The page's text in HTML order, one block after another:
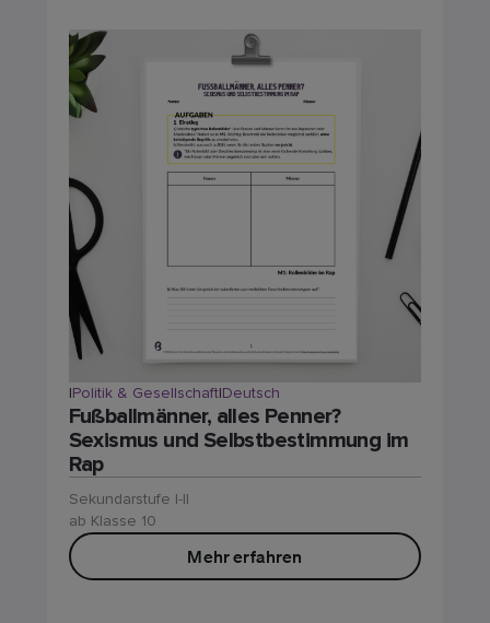
|Politik & Gesellschaft|Deutsch
Fußballmänner, alles Penner?
Sexismus und Selbstbestimmung im
Rap
Sekundarstufe I-II
ab Klasse 10
Mehr erfahren